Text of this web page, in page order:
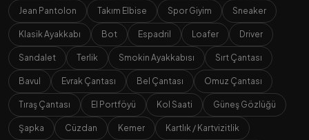
Jean Pantolon Takım Elbise Spor Giyim Sneaker
Klasik Ayakkabı Bot Espadril Loafer Driver
Sandalet Terlik Smokin Ayakkabısı Sırt Çantası
Bavul Evrak Çantası Bel Çantası Omuz Çantası
Tıraş Çantası El Portföyü Kol Saati Güneş Gözlüğü
Şapka Cüzdan Kemer Kartlık / Kartvizitlik